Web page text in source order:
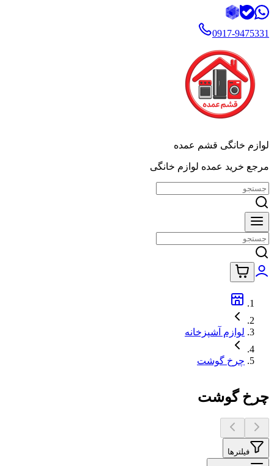
0917-9475331
لوازم خانگی قشم عمده
مرجع خرید عمده لوازم خانگی
لوازم آشپزخانه
چرخ گوشت
چرخ گوشت
فیلترها